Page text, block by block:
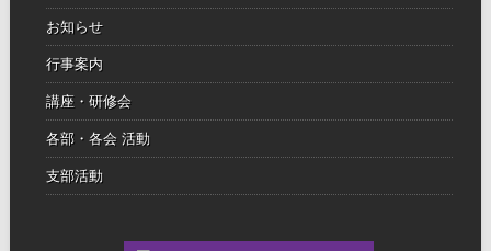
お知らせ
行事案内
講座・研修会
各部・各会 活動
支部活動